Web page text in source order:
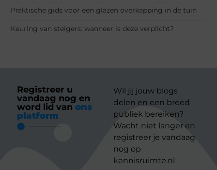
Praktische gids voor een glazen overkapping in de tuin
Keuring van steigers: wanneer is deze verplicht?
Registreer u
vandaag nog en
word lid van ons
platform
Wil jij jouw blogs
delen en een breed
publiek bereiken?
Wacht niet langer en
registreer je vandaag
nog op
kennisruimte.nl